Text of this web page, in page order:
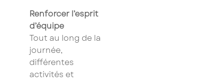
Renforcer l’esprit
d’équipe
Tout au long de la
journée,
différentes
activités et
Je confirme mon inscription à la newsletter
Les champs marqués d’un astérisque (